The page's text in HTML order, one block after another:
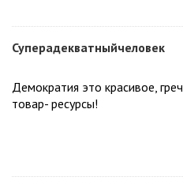
Суперадекватныйчеловек
Демократия это красивое,
товар- ресурсы!